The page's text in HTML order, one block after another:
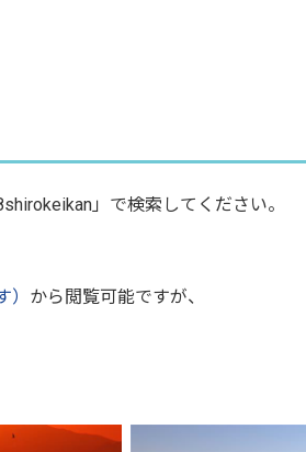
」で検索してください。
から閲覧可能ですが、